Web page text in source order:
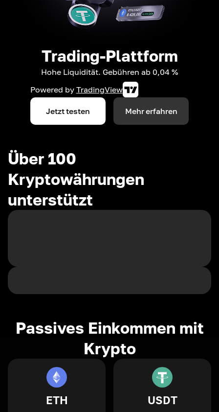
Trading-Plattform
Hohe Liquidität. Gebühren ab 0,04 %
Powered by TradingView
Jetzt testen Mehr erfahren
Über 100
Kryptowährungen
unterstützt
Passives Einkommen mit
Krypto
ETH USDT